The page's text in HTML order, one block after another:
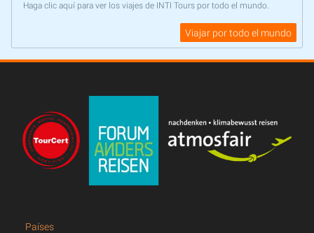
Haga clic aquí para ver los viajes de INTI Tours por todo el mundo.
Viajar por todo el mundo
Países